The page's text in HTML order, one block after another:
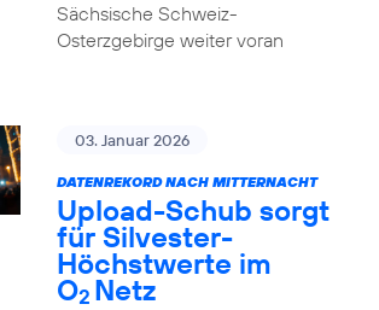
Sächsische Schweiz-
Osterzgebirge weiter voran
03. Januar 2026
DATENREKORD NACH MITTERNACHT
Upload-Schub sorgt
für Silvester-
Höchstwerte im
O2 Netz